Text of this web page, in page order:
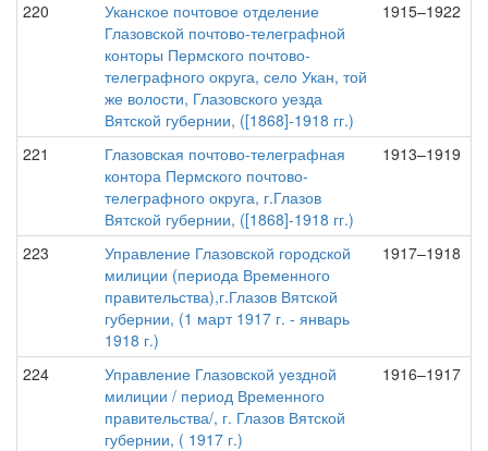
220
Уканское почтовое отделение
Глазовской почтово-телеграфной
конторы Пермского почтово-
телеграфного округа, село Укан, той
же волости, Глазовского уезда
Вятской губернии, ([1868]-1918 гг.)
1915–1922
221
Глазовская почтово-телеграфная
контора Пермского почтово-
телеграфного округа, г.Глазов
Вятской губернии, ([1868]-1918 гг.)
1913–1919
223
Управление Глазовской городской
милиции (периода Временного
правительства),г.Глазов Вятской
губернии, (1 март 1917 г. - январь
1918 г.)
1917–1918
224
Управление Глазовской уездной
милиции / период Временного
правительства/, г. Глазов Вятской
губернии, ( 1917 г.)
1916–1917